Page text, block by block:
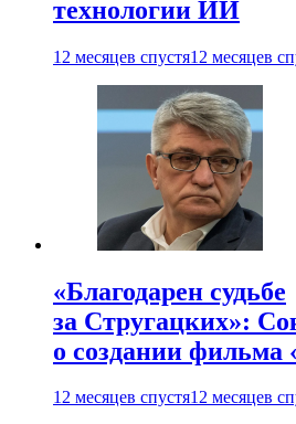
технологии ИИ
12 месяцев спустя12 месяцев
«Благодарен судьбе
за Стругацких»:
о создании фильма
12 месяцев спустя12 месяцев